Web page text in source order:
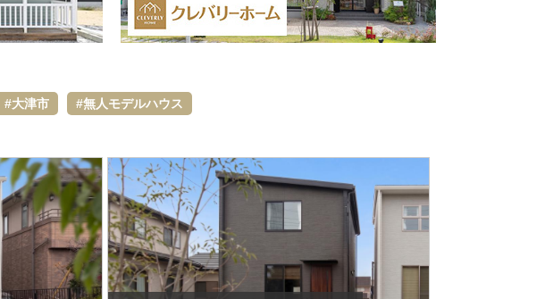
大津市 無人モデルハウス